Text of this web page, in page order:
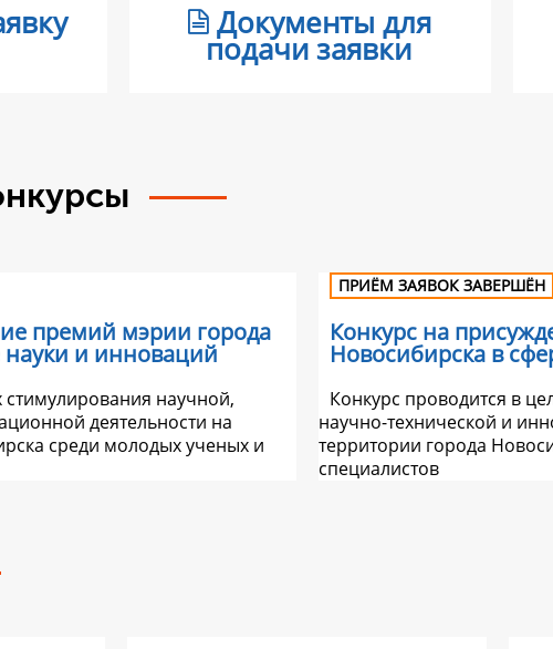
Документы для
подачи заявки
премий мэрии города
науки и инноваций
стимулирования научной,
деятельности на
среди молодых ученых и
ПРИЁМ ЗАЯВОК ЗАВЕРШЁН
Конкурс на
Новосибирска в
Конкурс проводится в
научно-технической и
территории города
специалистов